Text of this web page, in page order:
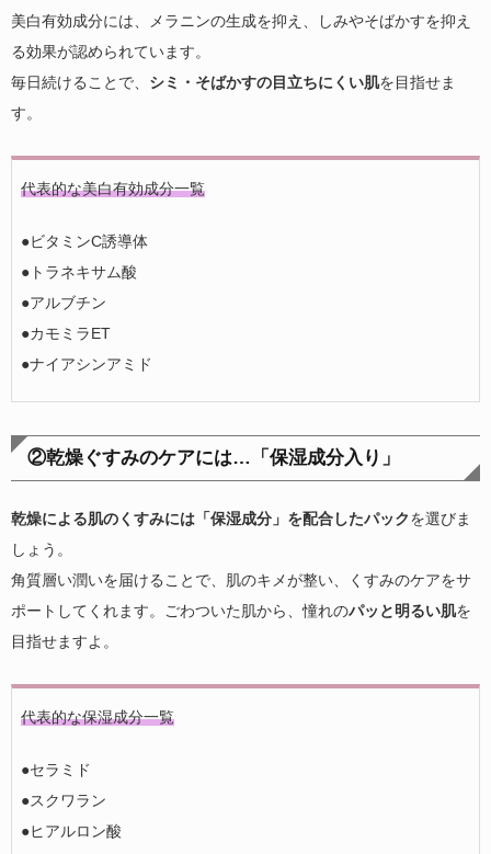
美白有効成分には、メラニンの生成を抑え、しみやそばかすを抑え
る効果が認められています。
毎日続けることで、 シミ・そばかすの目立ちにくい肌を目指せま
す。
代表的な美白有効成分一覧
●ビタミンC誘導体
●トラネキサム酸
●アルブチン
●カモミラET
●ナイアシンアミド
②乾燥ぐすみのケアには…「保湿成分入り」
乾燥による肌のくすみには「保湿成分」を配合したパックを選びま
しょう。
角質層い潤いを届けることで、肌のキメが整い、くすみのケアをサ
ポートしてくれます。ごわついた肌から、憧れのパッと明るい肌を
目指せますよ。
代表的な保湿成分一覧
●セラミド
●スクワラン
●ヒアルロン酸